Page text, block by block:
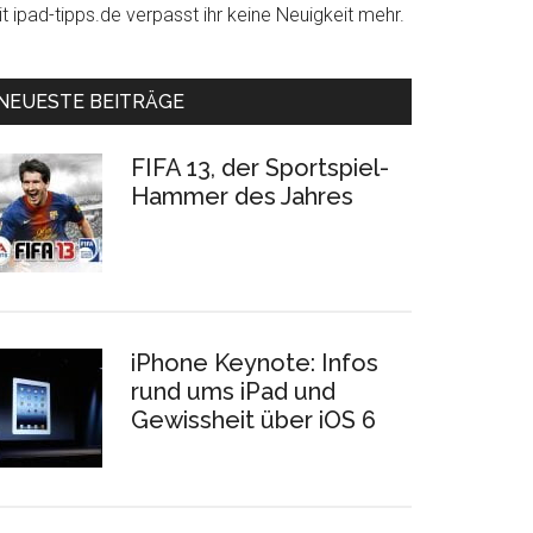
ipad-tipps.de verpasst ihr keine Neuigkeit mehr.
BEITRÄGE
FIFA 13, der Sportspiel-
Hammer des Jahres
iPhone Keynote: Infos
rund ums iPad und
Gewissheit über iOS 6